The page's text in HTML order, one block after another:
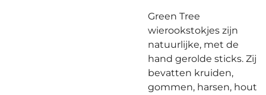
Green Tree
wierookstokjes zijn
natuurlijke, met de
hand gerolde sticks. Zij
bevatten kruiden,
gommen, harsen, hout